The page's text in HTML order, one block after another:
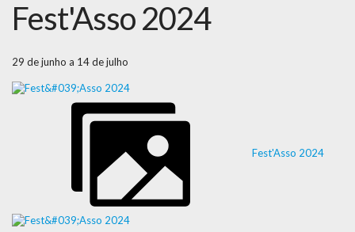
Fest'Asso 2024
29 de junho a 14 de julho
Fest'Asso 2024